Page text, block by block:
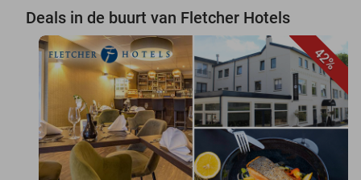
Deals in de buurt van Fletcher Hotels
42%